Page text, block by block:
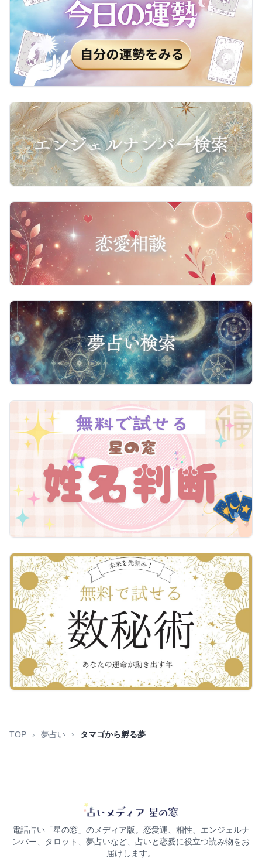
TOP 夢占い タマゴから孵る夢
電話占い「星の窓」のメディア版。恋愛運、相性、エンジェルナ
ンバー、タロット、夢占いなど、占いと恋愛に役立つ読み物をお
届けします。